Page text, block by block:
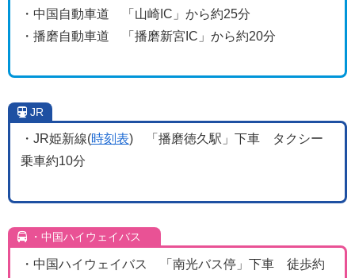
・中国自動車道 「山崎IC」から約25分
・播磨自動車道 「播磨新宮IC」から約20分
JR
・JR姫新線(時刻表) 「播磨徳久駅」下車 タクシー
乗車約10分
・中国ハイウェイバス
・中国ハイウェイバス 「南光バス停」下車 徒歩約